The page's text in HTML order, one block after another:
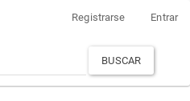
Registrarse Entrar
BUSCAR